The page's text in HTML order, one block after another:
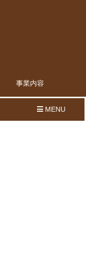
事業内容
ブログ MENU